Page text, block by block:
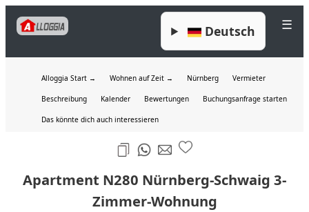
☰
Deutsch
Alloggia Start → Wohnen auf Zeit → Nürnberg Vermieter
Beschreibung Kalender Bewertungen Buchungsanfrage starten
Das könnte dich auch interessieren
Apartment N280 Nürnberg-Schwaig 3-
Zimmer-Wohnung